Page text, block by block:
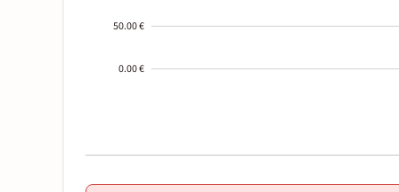
50.00 €
0.00 €
01-02